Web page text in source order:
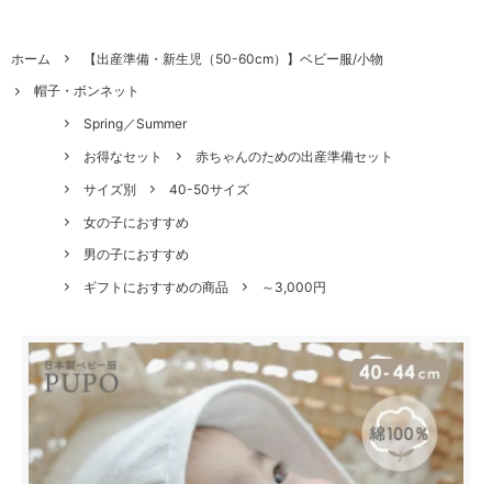
ホーム
【出産準備・新生児（50-60cm）】ベビー服/小物
帽子・ボンネット
Spring／Summer
お得なセット
赤ちゃんのための出産準備セット
サイズ別
40-50サイズ
女の子におすすめ
男の子におすすめ
ギフトにおすすめの商品
～3,000円